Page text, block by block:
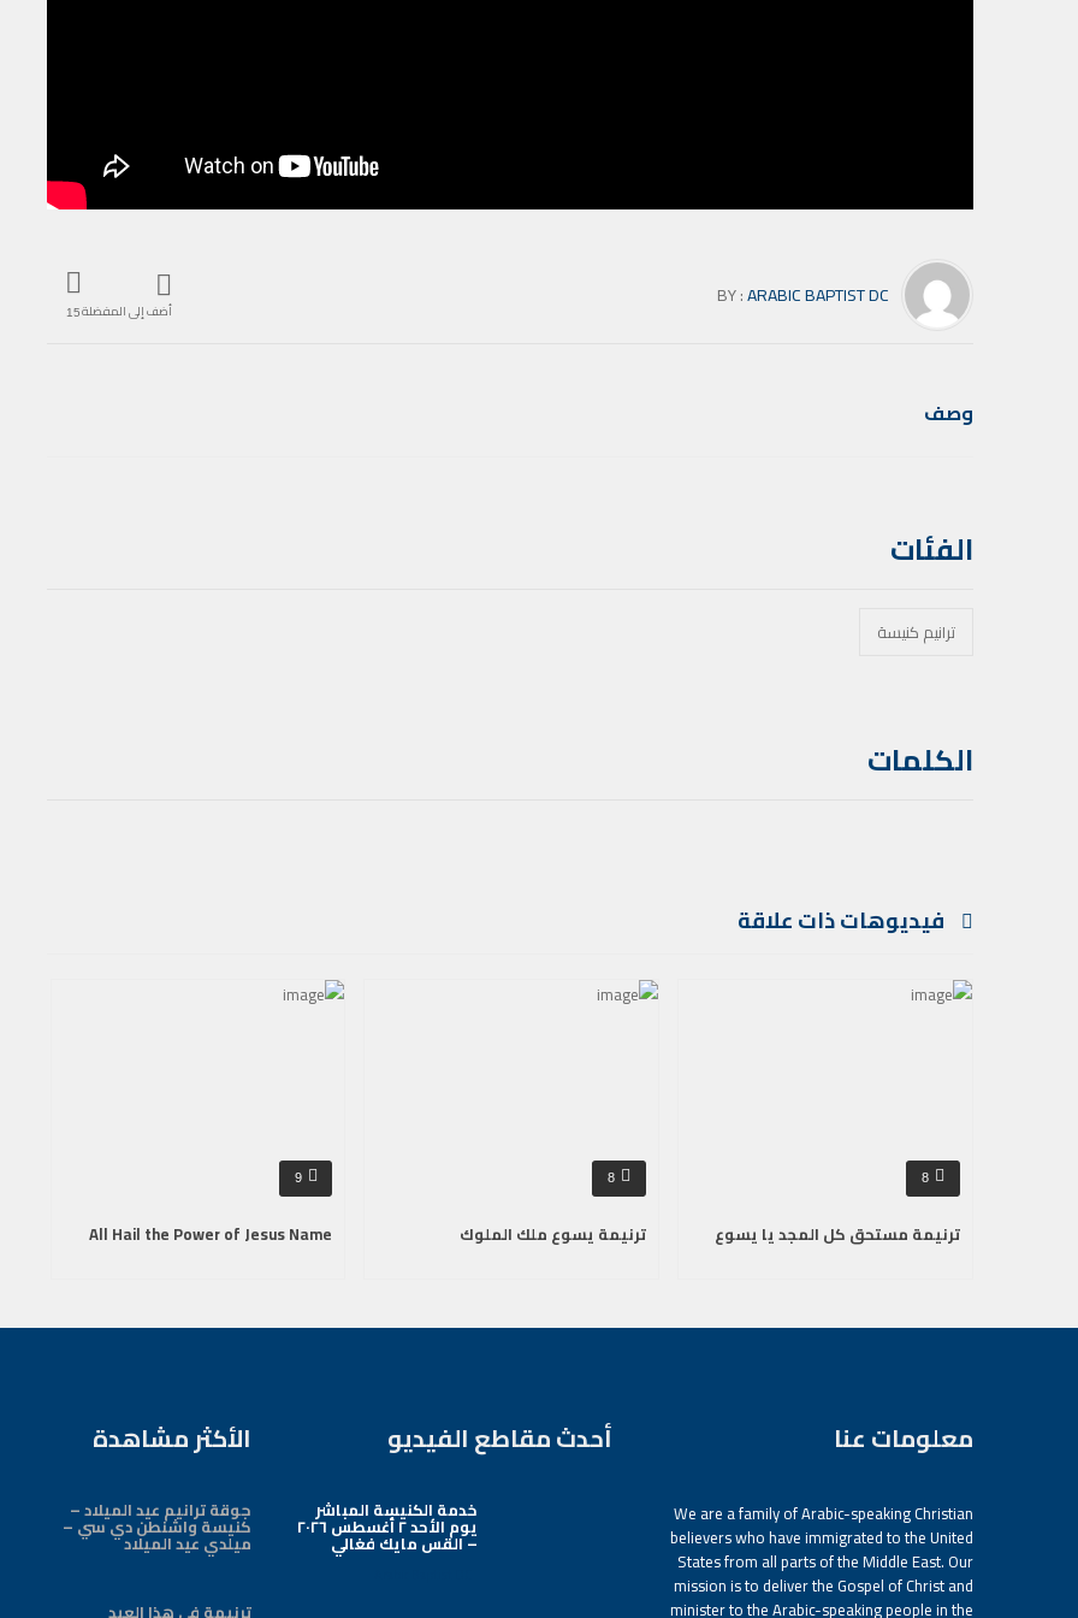
أضف إلى المفضلة15
BY :ARABIC BAPTIST DC
وصف
الفئات
ترانيم كنيسة
الكلمات
فيديوهات ذات علاقة
8
ترنيمة مستحق كل المجد يا يسوع
8
ترنيمة يسوع ملك الملوك
9
All Hail the Power of Jesus Name
معلومات عنا
We are a family of Arabic-speaking Christian
believers who have immigrated to the United
States from all parts of the Middle East. Our
mission is to deliver the Gospel of Christ and
minister to the Arabic-speaking people in the
أحدث مقاطع الفيديو
خدمة الكنيسة المباشر
يوم الأحد ٢ أغسطس ٢٠٢٦
– القس مايك فغالي
الأكثر مشاهدة
جوقة ترانيم عيد الميلاد –
كنيسة واشنطن دي سي –
ميلدي عيد الميلاد
ترنيمة في هذا العيد